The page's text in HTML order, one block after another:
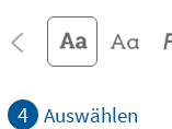
4 Auswählen